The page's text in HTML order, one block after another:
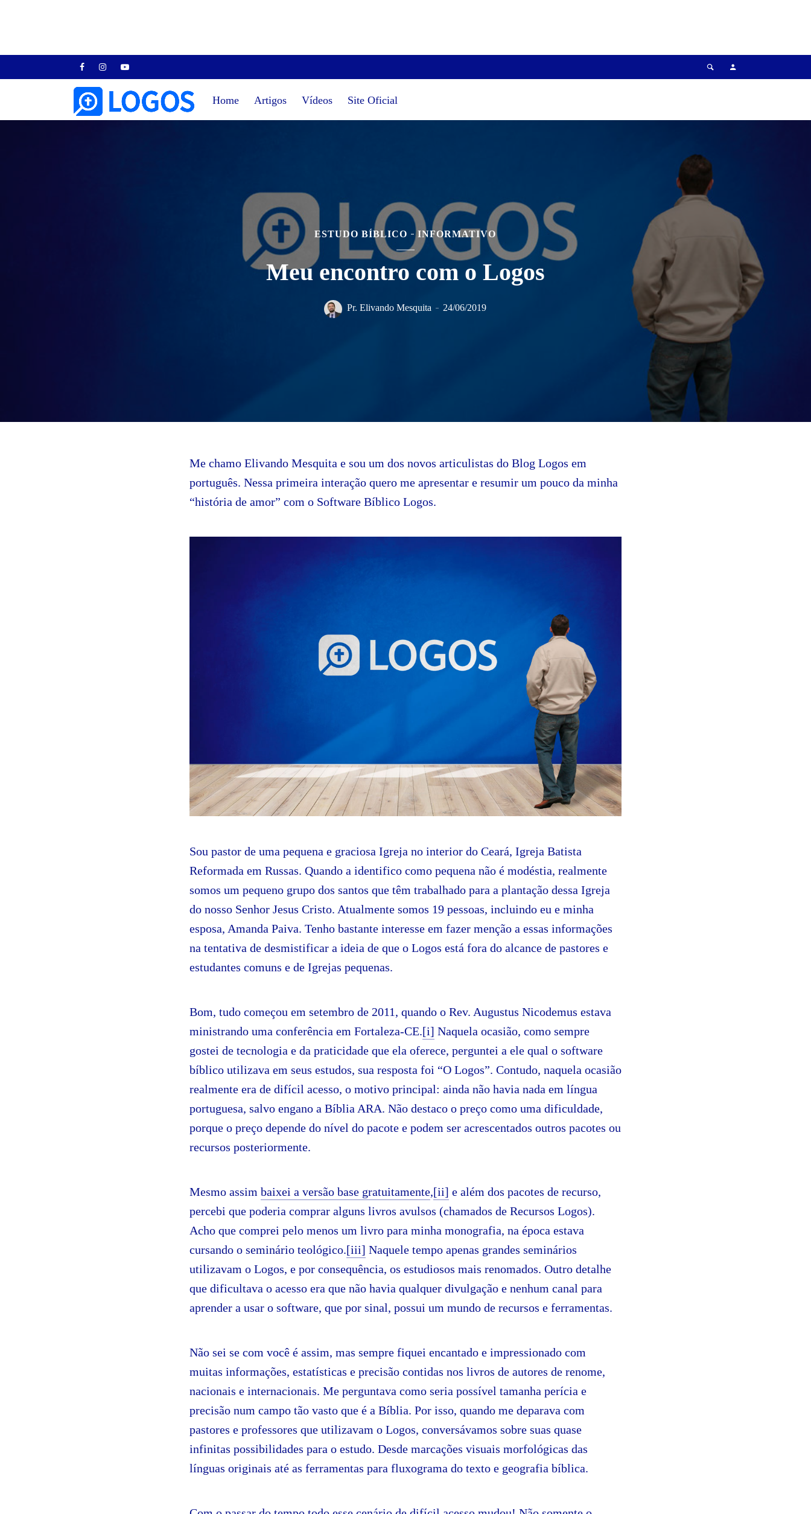
Home Artigos Vídeos Site Oficial
ESTUDO BÍBLICO INFORMATIVO
Meu encontro com o Logos
Pr. Elivando Mesquita 24/06/2019
Me chamo Elivando Mesquita e sou um dos novos articulistas do Blog Logos em
português. Nessa primeira interação quero me apresentar e resumir um pouco da minha
“história de amor” com o Software Bíblico Logos.
Sou pastor de uma pequena e graciosa Igreja no interior do Ceará, Igreja Batista
Reformada em Russas. Quando a identifico como pequena não é modéstia, realmente
somos um pequeno grupo dos santos que têm trabalhado para a plantação dessa Igreja
do nosso Senhor Jesus Cristo. Atualmente somos 19 pessoas, incluindo eu e minha
esposa, Amanda Paiva. Tenho bastante interesse em fazer menção a essas informações
na tentativa de desmistificar a ideia de que o Logos está fora do alcance de pastores e
estudantes comuns e de Igrejas pequenas.
Bom, tudo começou em setembro de 2011, quando o Rev. Augustus Nicodemus estava
ministrando uma conferência em Fortaleza-CE.[i] Naquela ocasião, como sempre
gostei de tecnologia e da praticidade que ela oferece, perguntei a ele qual o software
bíblico utilizava em seus estudos, sua resposta foi “O Logos”. Contudo, naquela ocasião
realmente era de difícil acesso, o motivo principal: ainda não havia nada em língua
portuguesa, salvo engano a Bíblia ARA. Não destaco o preço como uma dificuldade,
porque o preço depende do nível do pacote e podem ser acrescentados outros pacotes ou
recursos posteriormente.
Mesmo assim baixei a versão base gratuitamente,[ii] e além dos pacotes de recurso,
percebi que poderia comprar alguns livros avulsos (chamados de Recursos Logos).
Acho que comprei pelo menos um livro para minha monografia, na época estava
cursando o seminário teológico.[iii] Naquele tempo apenas grandes seminários
utilizavam o Logos, e por consequência, os estudiosos mais renomados. Outro detalhe
que dificultava o acesso era que não havia qualquer divulgação e nenhum canal para
aprender a usar o software, que por sinal, possui um mundo de recursos e ferramentas.
Não sei se com você é assim, mas sempre fiquei encantado e impressionado com
muitas informações, estatísticas e precisão contidas nos livros de autores de renome,
nacionais e internacionais. Me perguntava como seria possível tamanha perícia e
precisão num campo tão vasto que é a Bíblia. Por isso, quando me deparava com
pastores e professores que utilizavam o Logos, conversávamos sobre suas quase
infinitas possibilidades para o estudo. Desde marcações visuais morfológicas das
línguas originais até as ferramentas para fluxograma do texto e geografia bíblica.